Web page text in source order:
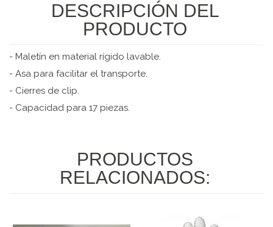
DESCRIPCIÓN DEL
PRODUCTO
- Maletín en material rígido lavable.
- Asa para facilitar el transporte.
- Cierres de clip.
- Capacidad para 17 piezas.
PRODUCTOS
RELACIONADOS: